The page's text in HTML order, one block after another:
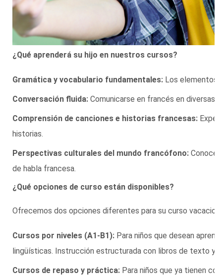
¿Qué aprenderá su hijo en nuestros cursos?
Gramática y vocabulario fundamentales: Los elementos
Conversación fluida: Comunicarse en francés en diversas
Comprensión de canciones e historias francesas:
historias.
Perspectivas culturales del mundo francófono:
de habla francesa.
¿Qué opciones de curso están disponibles?
Ofrecemos dos opciones diferentes para su curso
Cursos por niveles (A1-B1): Para niños que desean
lingüísticas. Instrucción estructurada con libros de texto y
Cursos de repaso y práctica: Para niños que ya tienen